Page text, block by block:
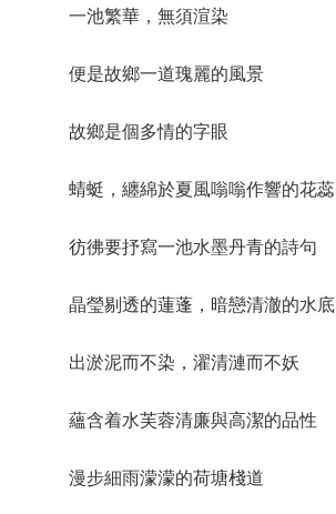
一池繁華，無須渲染
便是故鄉一道瑰麗的風景
故鄉是個多情的字眼
蜻蜓，纏綿於夏風嗡嗡作響的花蕊
彷彿要抒寫一池水墨丹青的詩句
晶瑩剔透的蓮蓬，暗戀清澈的水底
出淤泥而不染，濯清漣而不妖
蘊含着水芙蓉清廉與高潔的品性
漫步細雨濛濛的荷塘棧道